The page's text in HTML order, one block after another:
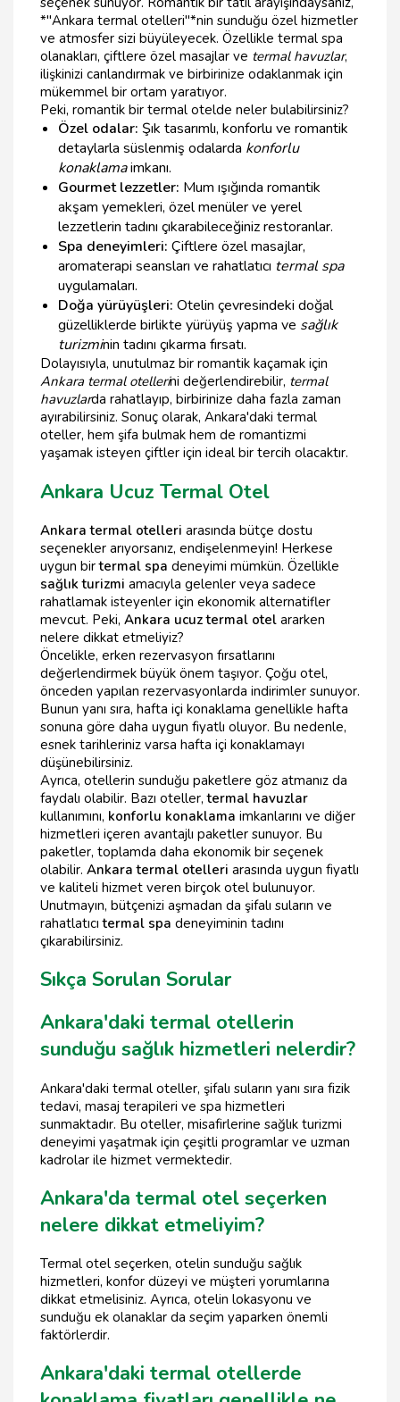
*"Ankara termal otelleri"*nin sunduğu özel hizmetler
ve atmosfer sizi büyüleyecek. Özellikle termal spa
olanakları, çiftlere özel masajlar ve termal havuzlar,
ilişkinizi canlandırmak ve birbirinize odaklanmak için
mükemmel bir ortam yaratıyor.
Peki, romantik bir termal otelde neler bulabilirsiniz?
Özel odalar: Şık tasarımlı, konforlu ve romantik
detaylarla süslenmiş odalarda konforlu
konaklamaimkanı.
Gourmet lezzetler: Mum ışığında romantik
akşam yemekleri, özel menüler ve yerel
lezzetlerin tadını çıkarabileceğiniz restoranlar.
Spa deneyimleri: Çiftlere özel masajlar,
aromaterapi seansları ve rahatlatıcı termal spa
uygulamaları.
Doğa yürüyüşleri: Otelin çevresindeki doğal
güzelliklerde birlikte yürüyüş yapma ve sağlık
turizminin tadını çıkarma fırsatı.
Dolayısıyla, unutulmaz bir romantik kaçamak için
Ankara termal otellerini değerlendirebilir, termal
havuzlarda rahatlayıp, birbirinize daha fazla zaman
ayırabilirsiniz. Sonuç olarak, Ankara'daki termal
oteller, hem şifa bulmak hem de romantizmi
yaşamak isteyen çiftler için ideal bir tercih olacaktır.
Ankara Ucuz Termal Otel
Ankara termal otelleri arasında bütçe dostu
seçenekler arıyorsanız, endişelenmeyin! Herkese
uygun birtermal spa deneyimi mümkün. Özellikle
sağlık turizmi amacıyla gelenler veya sadece
rahatlamak isteyenler için ekonomik alternatifler
mevcut. Peki, Ankara ucuz termal otel ararken
nelere dikkat etmeliyiz?
Öncelikle, erken rezervasyon fırsatlarını
değerlendirmek büyük önem taşıyor. Çoğu otel,
önceden yapılan rezervasyonlarda indirimler sunuyor.
Bunun yanı sıra, hafta içi konaklama genellikle hafta
sonuna göre daha uygun fiyatlı oluyor. Bu nedenle,
esnek tarihleriniz varsa hafta içi konaklamayı
düşünebilirsiniz.
Ayrıca, otellerin sunduğu paketlere göz atmanız da
faydalı olabilir. Bazı oteller,termal havuzlar
kullanımını, konforlu konaklama imkanlarını ve diğer
hizmetleri içeren avantajlı paketler sunuyor. Bu
paketler, toplamda daha ekonomik bir seçenek
olabilir. Ankara termal otelleri arasında uygun fiyatlı
ve kaliteli hizmet veren birçok otel bulunuyor.
Unutmayın, bütçenizi aşmadan da şifalı suların ve
rahatlatıcıtermal spa deneyiminin tadını
çıkarabilirsiniz.
Sıkça Sorulan Sorular
Ankara'daki termal otellerin
sunduğu sağlık hizmetleri nelerdir?
Ankara'daki termal oteller, şifalı suların yanı sıra fizik
tedavi, masaj terapileri ve spa hizmetleri
sunmaktadır. Bu oteller, misafirlerine sağlık turizmi
deneyimi yaşatmak için çeşitli programlar ve uzman
kadrolar ile hizmet vermektedir.
Ankara'da termal otel seçerken
nelere dikkat etmeliyim?
Termal otel seçerken, otelin sunduğu sağlık
hizmetleri, konfor düzeyi ve müşteri yorumlarına
dikkat etmelisiniz. Ayrıca, otelin lokasyonu ve
sunduğu ek olanaklar da seçim yaparken önemli
faktörlerdir.
Ankara'daki termal otellerde